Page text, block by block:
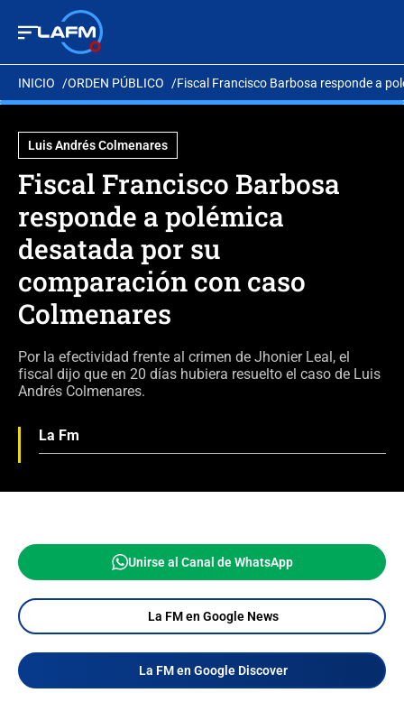
INICIO ORDEN PÚBLICO Fiscal Francisco Barbosa responde a
Luis Andrés Colmenares
Fiscal Francisco Barbosa
responde a polémica
desatada por su
comparación con caso
Colmenares
Por la efectividad frente al crimen de Jhonier Leal, el
fiscal dijo que en 20 días hubiera resuelto el caso de Luis
Andrés Colmenares.
La Fm
Unirse al Canal de WhatsApp
La FM en Google News
La FM en Google Discover